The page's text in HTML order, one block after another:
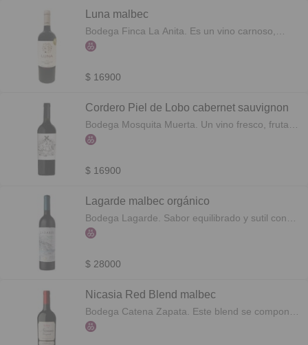
Luna malbec
Bodega Finca La Anita. Es un vino carnoso,
frutal, buen exponente de la variedad. Botella
$ 16900
Cordero Piel de Lobo cabernet sauvignon
Bodega Mosquita Muerta. Un vino fresco, frutado
y de estructura media. Botella 750cc
$ 16900
Lagarde malbec orgánico
Bodega Lagarde. Sabor equilibrado y sutil con
taninos amables, que dan muy buen volumen y
pescados blancos. Botella 750cc
$ 28000
Nicasia Red Blend malbec
Bodega Catena Zapata. Este blend se compone
de Malbec, Cabernet Sauvignon, y Petit Verdot.